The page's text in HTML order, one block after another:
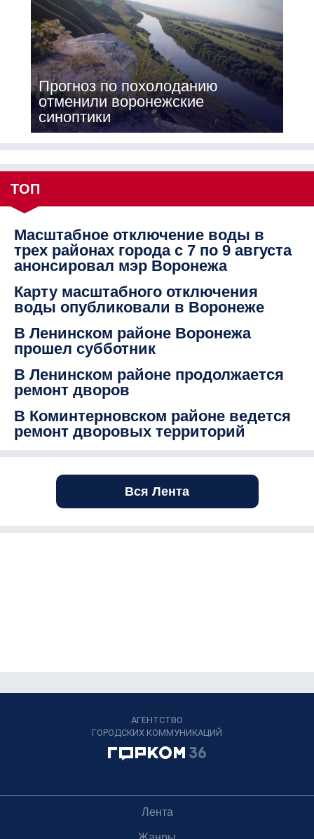
Прогноз по похолоданию
отменили воронежские
синоптики
ТОП
Масштабное отключение воды в
трех районах города с 7 по 9 августа
анонсировал мэр Воронежа
Карту масштабного отключения
воды опубликовали в Воронеже
В Ленинском районе Воронежа
прошел субботник
В Ленинском районе продолжается
ремонт дворов
В Коминтерновском районе ведется
ремонт дворовых территорий
Вся Лента
АГЕНТСТВО
ГОРОДСКИХ КОММУНИКАЦИЙ
Лента